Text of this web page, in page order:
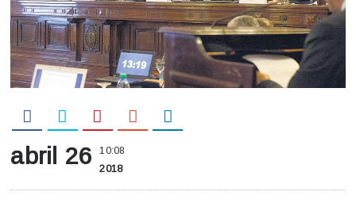
abril 26 10:08
2018